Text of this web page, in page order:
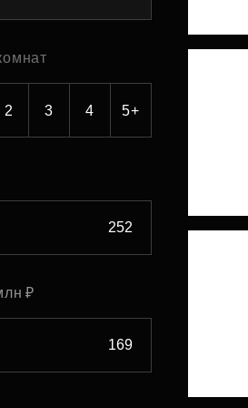
2 3 4 5+
₽